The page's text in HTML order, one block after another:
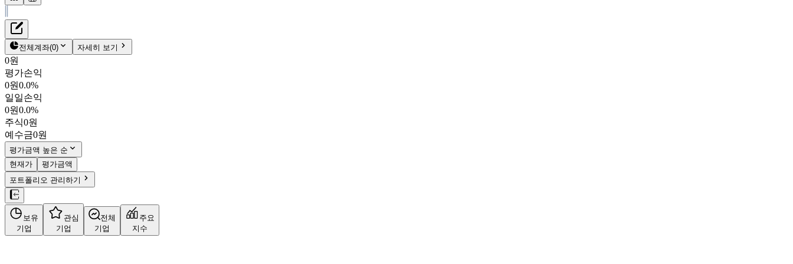
에스디시스템
1,916원
121890
KOSDAQ
시가총액
PBR2.27
PER78.24
fPER -
배당수익률-
자사주비율-
결산월12월
사업정보
더보기
재무정보
펀더멘탈
밸류에이션
주주환원
주식정보
전체계좌(0) 자세히 보기
0원
평가손익
0원0.0%
일일손익
0원0.0%
주식0원
예수금0원
평가금액 높은 순
현재가
평가금액
포트폴리오 관리하기
보유
기업
관심
기업
전체
기업
주요
지수